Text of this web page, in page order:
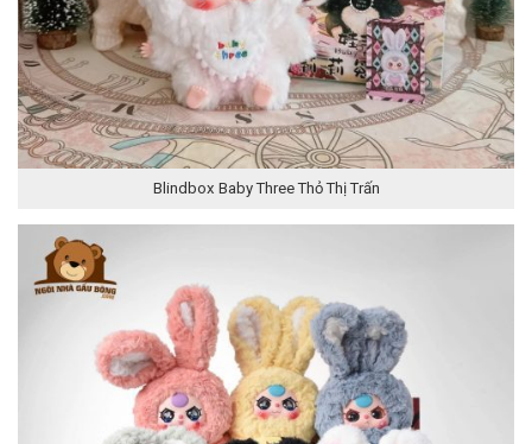
Blindbox Baby Three Thỏ Thị Trấn